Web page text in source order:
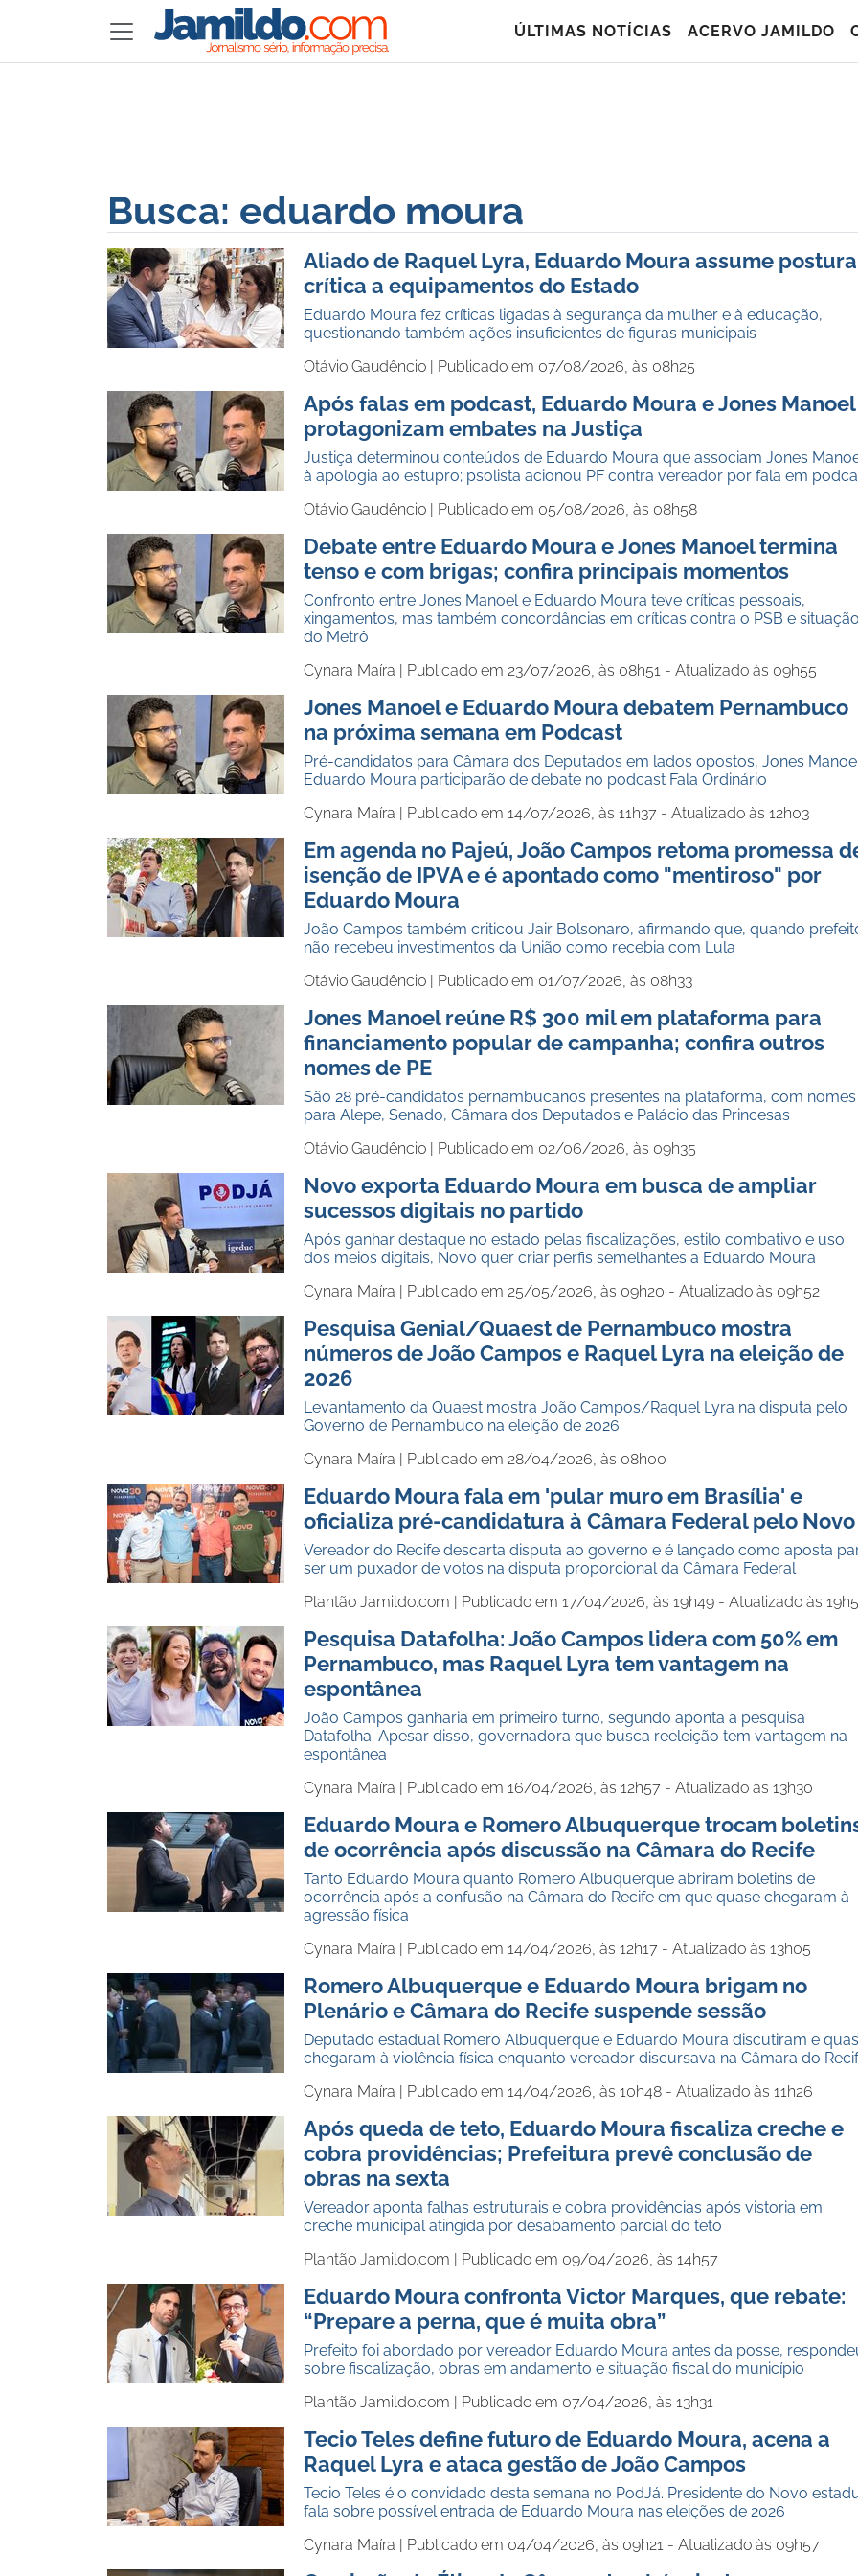
ÚLTIMAS NOTÍCIAS ACERVO JAMILDO
Busca: eduardo moura
Aliado de Raquel Lyra, Eduardo Moura assume postura
crítica a equipamentos do Estado
Eduardo Moura fez críticas ligadas à segurança da mulher e à educação,
questionando também ações insuficientes de figuras municipais
Otávio Gaudêncio | Publicado em 07/08/2026, às 08h25
Após falas em podcast, Eduardo Moura e Jones Manoel
protagonizam embates na Justiça
Justiça determinou conteúdos de Eduardo Moura que associam Jones
à apologia ao estupro; psolista acionou PF contra vereador por fala em
Otávio Gaudêncio | Publicado em 05/08/2026, às 08h58
Debate entre Eduardo Moura e Jones Manoel termina
tenso e com brigas; confira principais momentos
Confronto entre Jones Manoel e Eduardo Moura teve críticas pessoais,
xingamentos, mas também concordâncias em críticas contra o PSB e situação
do Metrô
Cynara Maíra | Publicado em 23/07/2026, às 08h51 - Atualizado às 09h55
Jones Manoel e Eduardo Moura debatem Pernambuco
na próxima semana em Podcast
Pré-candidatos para Câmara dos Deputados em lados opostos, Jones
Eduardo Moura participarão de debate no podcast Fala Ordinário
Cynara Maíra | Publicado em 14/07/2026, às 11h37 - Atualizado às 12h03
Em agenda no Pajeú, João Campos retoma promessa
isenção de IPVA e é apontado como "mentiroso" por
Eduardo Moura
João Campos também criticou Jair Bolsonaro, afirmando que, quando
não recebeu investimentos da União como recebia com Lula
Otávio Gaudêncio | Publicado em 01/07/2026, às 08h33
Jones Manoel reúne R$ 300 mil em plataforma para
financiamento popular de campanha; confira outros
nomes de PE
São 28 pré-candidatos pernambucanos presentes na plataforma, com nomes
para Alepe, Senado, Câmara dos Deputados e Palácio das Princesas
Otávio Gaudêncio | Publicado em 02/06/2026, às 09h35
Novo exporta Eduardo Moura em busca de ampliar
sucessos digitais no partido
Após ganhar destaque no estado pelas fiscalizações, estilo combativo e uso
dos meios digitais, Novo quer criar perfis semelhantes a Eduardo Moura
Cynara Maíra | Publicado em 25/05/2026, às 09h20 - Atualizado às 09h52
Pesquisa Genial/Quaest de Pernambuco mostra
números de João Campos e Raquel Lyra na eleição de
2026
Levantamento da Quaest mostra João Campos/Raquel Lyra na disputa pelo
Governo de Pernambuco na eleição de 2026
Cynara Maíra | Publicado em 28/04/2026, às 08h00
Eduardo Moura fala em 'pular muro em Brasília' e
oficializa pré-candidatura à Câmara Federal pelo Novo
Vereador do Recife descarta disputa ao governo e é lançado como aposta
ser um puxador de votos na disputa proporcional da Câmara Federal
Plantão Jamildo.com | Publicado em 17/04/2026, às 19h49 - Atualizado às
Pesquisa Datafolha: João Campos lidera com 50% em
Pernambuco, mas Raquel Lyra tem vantagem na
espontânea
João Campos ganharia em primeiro turno, segundo aponta a pesquisa
Datafolha. Apesar disso, governadora que busca reeleição tem vantagem na
espontânea
Cynara Maíra | Publicado em 16/04/2026, às 12h57 - Atualizado às 13h30
Eduardo Moura e Romero Albuquerque trocam
de ocorrência após discussão na Câmara do Recife
Tanto Eduardo Moura quanto Romero Albuquerque abriram boletins de
ocorrência após a confusão na Câmara do Recife em que quase chegaram à
agressão física
Cynara Maíra | Publicado em 14/04/2026, às 12h17 - Atualizado às 13h05
Romero Albuquerque e Eduardo Moura brigam no
Plenário e Câmara do Recife suspende sessão
Deputado estadual Romero Albuquerque e Eduardo Moura discutiram e
chegaram à violência física enquanto vereador discursava na Câmara do
Cynara Maíra | Publicado em 14/04/2026, às 10h48 - Atualizado às 11h26
Após queda de teto, Eduardo Moura fiscaliza creche e
cobra providências; Prefeitura prevê conclusão de
obras na sexta
Vereador aponta falhas estruturais e cobra providências após vistoria em
creche municipal atingida por desabamento parcial do teto
Plantão Jamildo.com | Publicado em 09/04/2026, às 14h57
Eduardo Moura confronta Victor Marques, que rebate:
“Prepare a perna, que é muita obra”
Prefeito foi abordado por vereador Eduardo Moura antes da posse,
sobre fiscalização, obras em andamento e situação fiscal do município
Plantão Jamildo.com | Publicado em 07/04/2026, às 13h31
Tecio Teles define futuro de Eduardo Moura, acena a
Raquel Lyra e ataca gestão de João Campos
Tecio Teles é o convidado desta semana no PodJá. Presidente do Novo
fala sobre possível entrada de Eduardo Moura nas eleições de 2026
Cynara Maíra | Publicado em 04/04/2026, às 09h21 - Atualizado às 09h57